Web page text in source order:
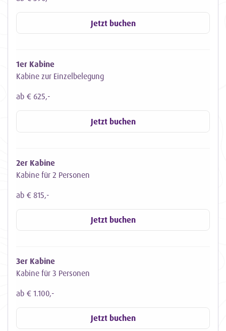
Jetzt buchen
1er Kabine
Kabine zur Einzelbelegung
ab € 625,-
Jetzt buchen
2er Kabine
Kabine für 2 Personen
ab € 815,-
Jetzt buchen
3er Kabine
Kabine für 3 Personen
ab € 1.100,-
Jetzt buchen